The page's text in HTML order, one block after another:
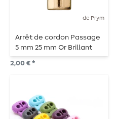
de Prym
Arrêt de cordon Passage
5 mm 25 mm Or Brillant
2,00 € *